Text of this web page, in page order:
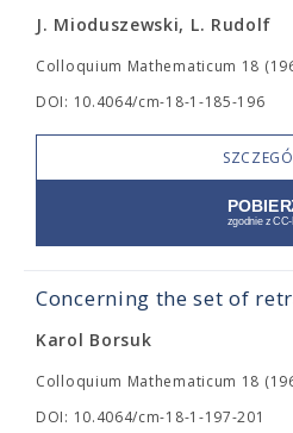
J. Mioduszewski, L. Rudolf
Colloquium Mathematicum 18
DOI: 10.4064/cm-18-1-185-196
Concerning the set of
Karol Borsuk
Colloquium Mathematicum 18
DOI: 10.4064/cm-18-1-197-201